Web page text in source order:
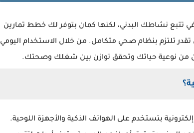
نشاطك البدني، لكنها كمان بتوفر لك خطط تمارين
تلتزم بنظام صحي متكامل. من خلال الاستخدام اليومي
من نوعية حياتك وتحقق توازن بين شغلك وصحتك.
بتستخدم على الهواتف الذكية والأجهزة اللوحية.